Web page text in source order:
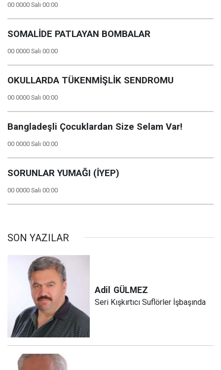
00 0000 Salı 00:00
SOMALİDE PATLAYAN BOMBALAR
00 0000 Salı 00:00
OKULLARDA TÜKENMİŞLİK SENDROMU
00 0000 Salı 00:00
Bangladeşli Çocuklardan Size Selam Var!
00 0000 Salı 00:00
SORUNLAR YUMAĞI (İYEP)
00 0000 Salı 00:00
SON YAZILAR
Adil GÜLMEZ
Seri Kışkırtıcı Suflörler İşbaşında